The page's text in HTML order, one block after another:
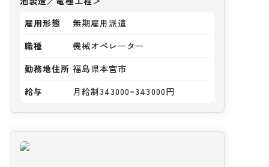
雇用形態
無期雇用派遣
職種
機械オペレーター
勤務地住所 福島県本宮市
給与
月給制343000~343000円